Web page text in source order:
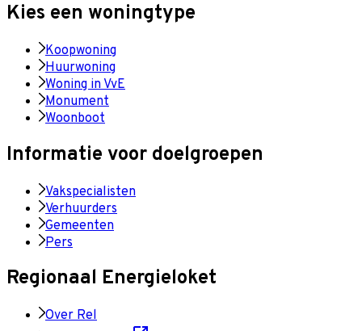
Kies een woningtype
Koopwoning
Huurwoning
Woning in VvE
Monument
Woonboot
Informatie voor doelgroepen
Vakspecialisten
Verhuurders
Gemeenten
Pers
Regionaal Energieloket
Over Rel